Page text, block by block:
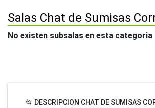
Salas Chat de Sumisas
No existen subsalas en esta categoria
📂 DESCRIPCION CHAT DE SUMISAS